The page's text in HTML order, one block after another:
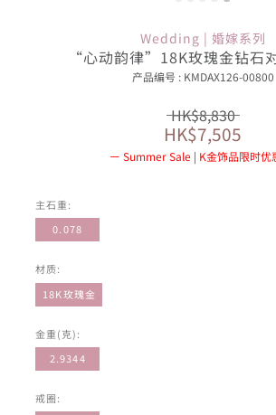
Wedding | 婚嫁系列
“心动韵律”18K玫瑰金钻石
产品编号 : KMDAX126-00800
HK$8,830
HK$7,505
Summer Sale | K金饰品限时优
主石重:
0.078
材质:
18K玫瑰金
金重(克):
2.9344
戒圈: